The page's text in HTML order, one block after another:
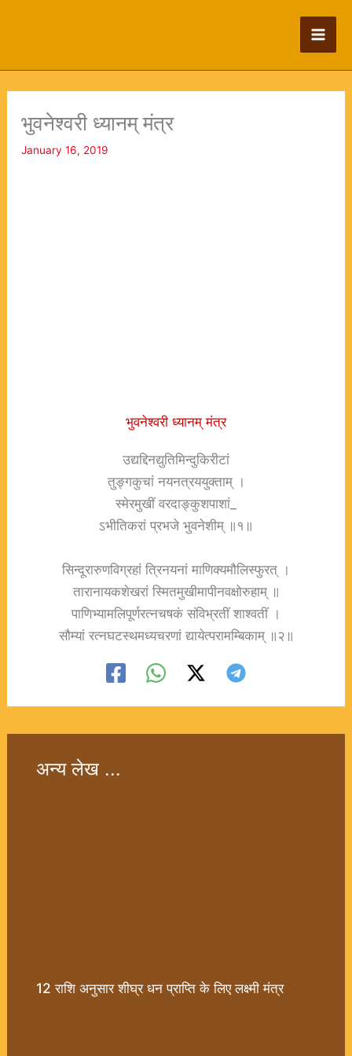
भुवनेश्वरी ध्यानम् मंत्र
January 16, 2019
भुवनेश्वरी ध्यानम् मंत्र
उद्यद्दिनद्युतिमिन्दुकिरीटां
तुङ्गकुचां नयनत्रययुक्ताम् ।
स्मेरमुखीं वरदाङ्कुशपाशां_
ऽभीतिकरां प्रभजे भुवनेशीम् ॥१॥
सिन्दूरारुणविग्रहां त्रिनयनां माणिक्यमौलिस्फुरत् ।
तारानायकशेखरां स्मितमुखीमापीनवक्षोरुहाम् ॥
पाणिभ्यामलिपूर्णरत्नचषकं संविभ्रतीं शाश्वतीं ।
सौम्यां रत्नघटस्थमध्यचरणां द्यायेत्परामम्बिकाम् ॥२॥
अन्य लेख ...
12 राशि अनुसार शीघ्र धन प्राप्ति के लिए लक्ष्मी मंत्र